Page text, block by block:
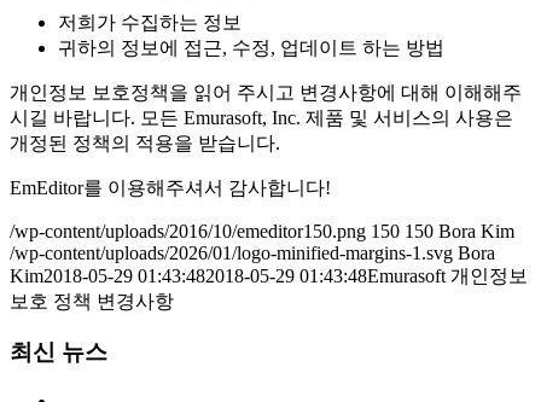
저희가 수집하는 정보
귀하의 정보에 접근, 수정, 업데이트 하는 방법
개인정보 보호정책을 읽어 주시고 변경사항에 대해 이해해주
시길 바랍니다. 모든 Emurasoft, Inc. 제품 및 서비스의 사용은
개정된 정책의 적용을 받습니다.
EmEditor를 이용해주셔서 감사합니다!
/wp-content/uploads/2016/10/emeditor150.png 150 150 Bora Kim
/wp-content/uploads/2026/01/logo-minified-margins-1.svg Bora
Kim2018-05-29 01:43:482018-05-29 01:43:48Emurasoft 개인정보
보호 정책 변경사항
최신 뉴스